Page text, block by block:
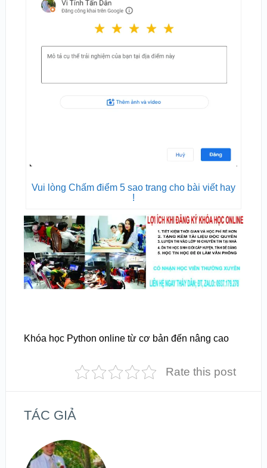
Vui lòng Chấm điểm 5 sao trang cho bài viết hay
!
Khóa học Python online từ cơ bản đến nâng cao
Rate this post
TÁC GIẢ